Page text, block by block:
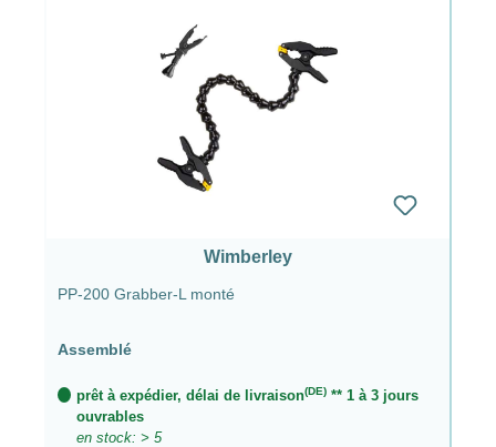
Wimberley
PP-200 Grabber-L monté
Assemblé
prêt à expédier, délai de livraison(DE) ** 1 à 3 jours
ouvrables
en stock: > 5